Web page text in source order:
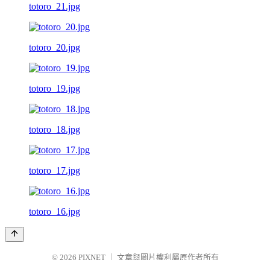
totoro_21.jpg
totoro_20.jpg
totoro_19.jpg
totoro_18.jpg
totoro_17.jpg
totoro_16.jpg
© 2026 PIXNET 文章與圖片權利屬原作者所有